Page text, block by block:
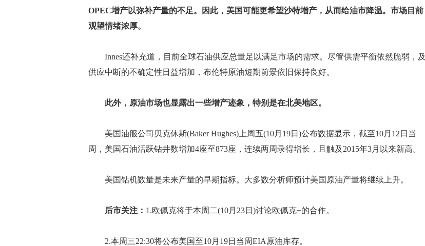
OPEC增产以弥补产量的不足。因此，美国可能更希望沙特增产，从而给油市降温。市场目前
观望情绪浓厚。
Innes还补充道，目前全球石油供应总量足以满足市场的需求。尽管供需平衡依然脆弱，及
供应中断的不确定性日益增加，布伦特原油短期前景依旧保持良好。
此外，原油市场也显露出一些增产迹象，特别是在北美地区。
美国油服公司贝克休斯(Baker Hughes)上周五(10月19日)公布数据显示，截至10月12日当
周，美国石油活跃钻井数增加4座至873座，连续两周录得增长，且触及2015年3月以来新高。
美国钻机数量是未来产量的早期指标。大多数分析师预计美国原油产量将继续上升。
后市关注： 1.欧佩克将于本周二(10月23日)讨论欧佩克+的合作。
2.本周三22:30将公布美国至10月19日当周EIA原油库存。